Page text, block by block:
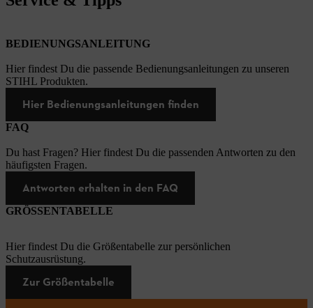
BEDIENUNGSANLEITUNG
Hier findest Du die passende Bedienungsanleitungen zu unseren
STIHL Produkten.
Hier Bedienungsanleitungen finden
FAQ
Du hast Fragen? Hier findest Du die passenden Antworten zu den
häufigsten Fragen.
Antworten erhalten in den FAQ
GRÖSSENTABELLE
Hier findest Du die Größentabelle zur persönlichen
Schutzausrüstung.
Zur Größentabelle